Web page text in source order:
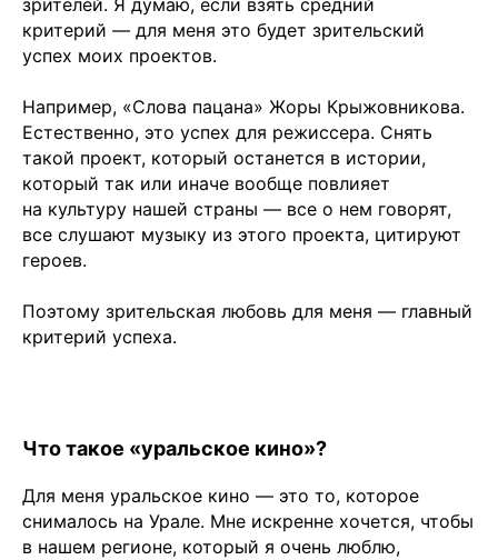
критерий — для меня это будет зрительский
успех моих проектов.
Например, «Слова пацана» Жоры Крыжовникова.
Естественно, это успех для режиссера. Снять
такой проект, который останется в истории,
который так или иначе вообще повлияет
на культуру нашей страны — все о нем говорят,
все слушают музыку из этого проекта, цитируют
героев.
Поэтому зрительская любовь для меня — главный
критерий успеха.
Что такое «уральское кино»?
Для меня уральское кино — это то, которое
снималось на Урале. Мне искренне хочется, чтобы
в нашем регионе, который я очень люблю,
Вконтакте
Телеграм